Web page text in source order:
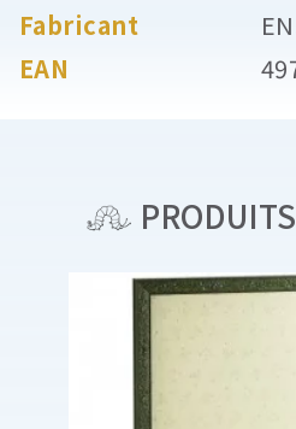
Fabricant
EAN